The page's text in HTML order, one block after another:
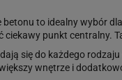
to idealny wybór
ciekawy punkt centralny.
się do każdego
wnętrze i